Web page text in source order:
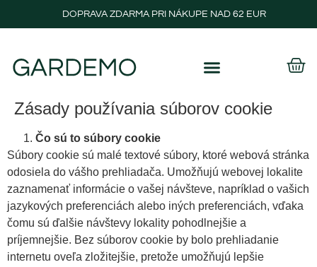
DOPRAVA ZDARMA PRI NÁKUPE NAD 62 EUR
Zásady používania súborov cookie
Čo sú to súbory cookie
Súbory cookie sú malé textové súbory, ktoré webová stránka
odosiela do vášho prehliadača. Umožňujú webovej lokalite
zaznamenať informácie o vašej návšteve, napríklad o vašich
jazykových preferenciách alebo iných preferenciách, vďaka
čomu sú ďalšie návštevy lokality pohodlnejšie a
príjemnejšie. Bez súborov cookie by bolo prehliadanie
internetu oveľa zložitejšie, pretože umožňujú lepšie